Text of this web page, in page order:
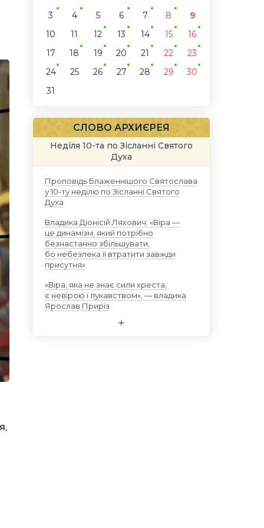
3
4 5 6 7 8
9
10
11 12 13 14 15
16
17
18 19 20 21 22
23
24
25 26 27 28 29
30
31
СЛОВО АРХИЄРЕЯ
Неділя 10-та по Зісланні Святого
Духа
Проповідь Блаженнішого Святослава
у 10-ту неділю по Зісланні Святого
Духа
Владика Діонісій Ляхович: «Віра —
це динамізм, який потрібно
безнастанно збільшувати,
бо небезпека її втратити завжди
присутня»
«Віра, яка не знає сили хреста,
є невірою і лукавством», — владика
Ярослав Приріз